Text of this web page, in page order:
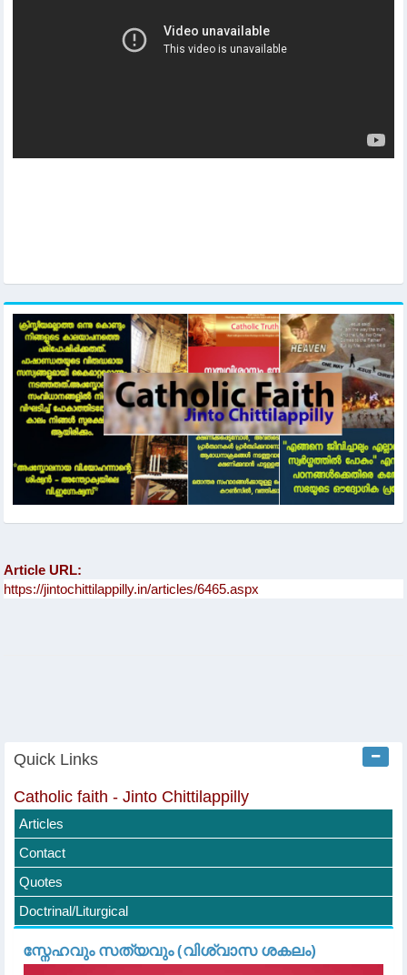
Article URL:
Quick Links
Catholic faith - Jinto Chittilappilly
Articles
Contact
Quotes
Doctrinal/Liturgical
സ്നേഹവും സത്യവും (വിശ്വാസ ശകലം)